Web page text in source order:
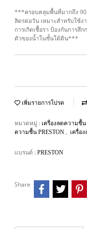
***ครอบคลุมพื้นที่มากถึง
ลิตรต่อวัน เหมาะสำหรับใช้ง
การเกิดเชื้อรา ป้องกันการสึ
ตัวของน้ำในชั้นใต้ดิน***
เพิ่มรายการโปรด
หมวดหมู่ : เครื่องลดความชื้น
ความชื้น PRESTON , เครื่อ
แบรนด์ : PRESTON
Share